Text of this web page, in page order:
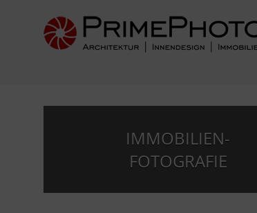
IMMOBILIEN-
FOTOGRAFIE